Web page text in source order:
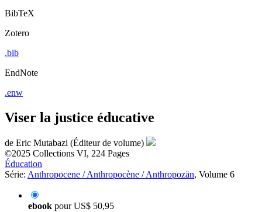
BibTeX
Zotero
.bib
EndNote
.enw
Viser la justice éducative
de Eric Mutabazi (Éditeur de volume)
©2025 Collections VI, 224 Pages
Éducation
Série: Anthropocene / Anthropocène / Anthropozän, Volume 6
ebook pourUS$ 50,95